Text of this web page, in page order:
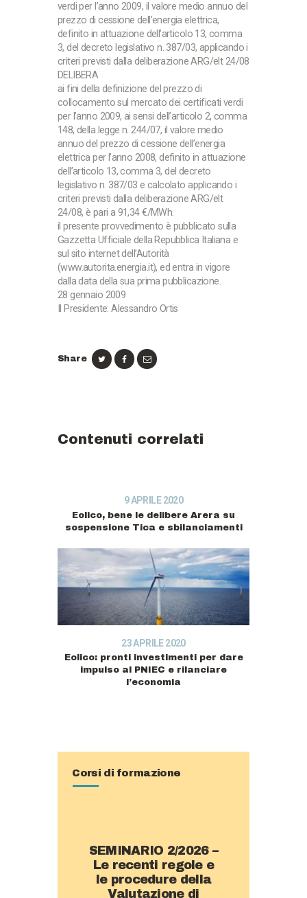
verdi per l’anno 2009, il valore medio annuo del
prezzo di cessione dell’energia elettrica,
definito in attuazione dell’articolo 13, comma
3, del decreto legislativo n. 387/03, applicando i
criteri previsti dalla deliberazione ARG/elt 24/08
DELIBERA
ai fini della definizione del prezzo di
collocamento sul mercato dei certificati verdi
per l’anno 2009, ai sensi dell’articolo 2, comma
148, della legge n. 244/07, il valore medio
annuo del prezzo di cessione dell’energia
elettrica per l’anno 2008, definito in attuazione
dell’articolo 13, comma 3, del decreto
legislativo n. 387/03 e calcolato applicando i
criteri previsti dalla deliberazione ARG/elt
24/08, è pari a 91,34 €/MWh.
il presente provvedimento è pubblicato sulla
Gazzetta Ufficiale della Repubblica Italiana e
sul sito internet dell’Autorità
(www.autorita.energia.it), ed entra in vigore
dalla data della sua prima pubblicazione.
28 gennaio 2009
Il Presidente: Alessandro Ortis
Share
Contenuti correlati
9 APRILE 2020
Eolico, bene le delibere Arera su
sospensione Tica e sbilanciamenti
23 APRILE 2020
Eolico: pronti investimenti per dare
impulso al PNIEC e rilanciare
l’economia
Corsi di formazione
SEMINARIO 2/2026 –
Le recenti regole e
le procedure della
Valutazione di